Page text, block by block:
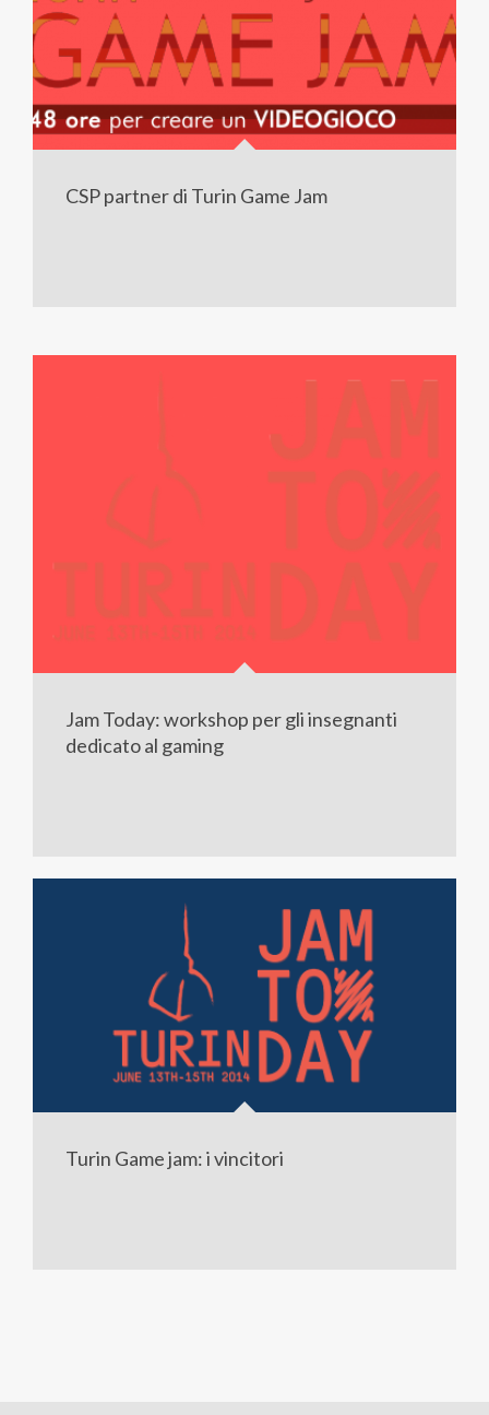
CSP partner di Turin Game Jam
Jam Today: workshop per gli insegnanti
dedicato al gaming
Turin Game jam: i vincitori